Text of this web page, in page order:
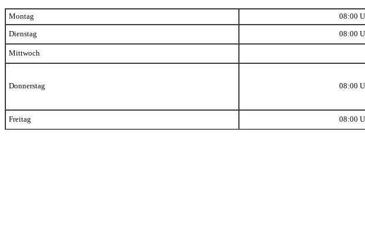
Montag 08:00
Dienstag 08:00
Mittwoch
Donnerstag 08:00
Freitag 08:00